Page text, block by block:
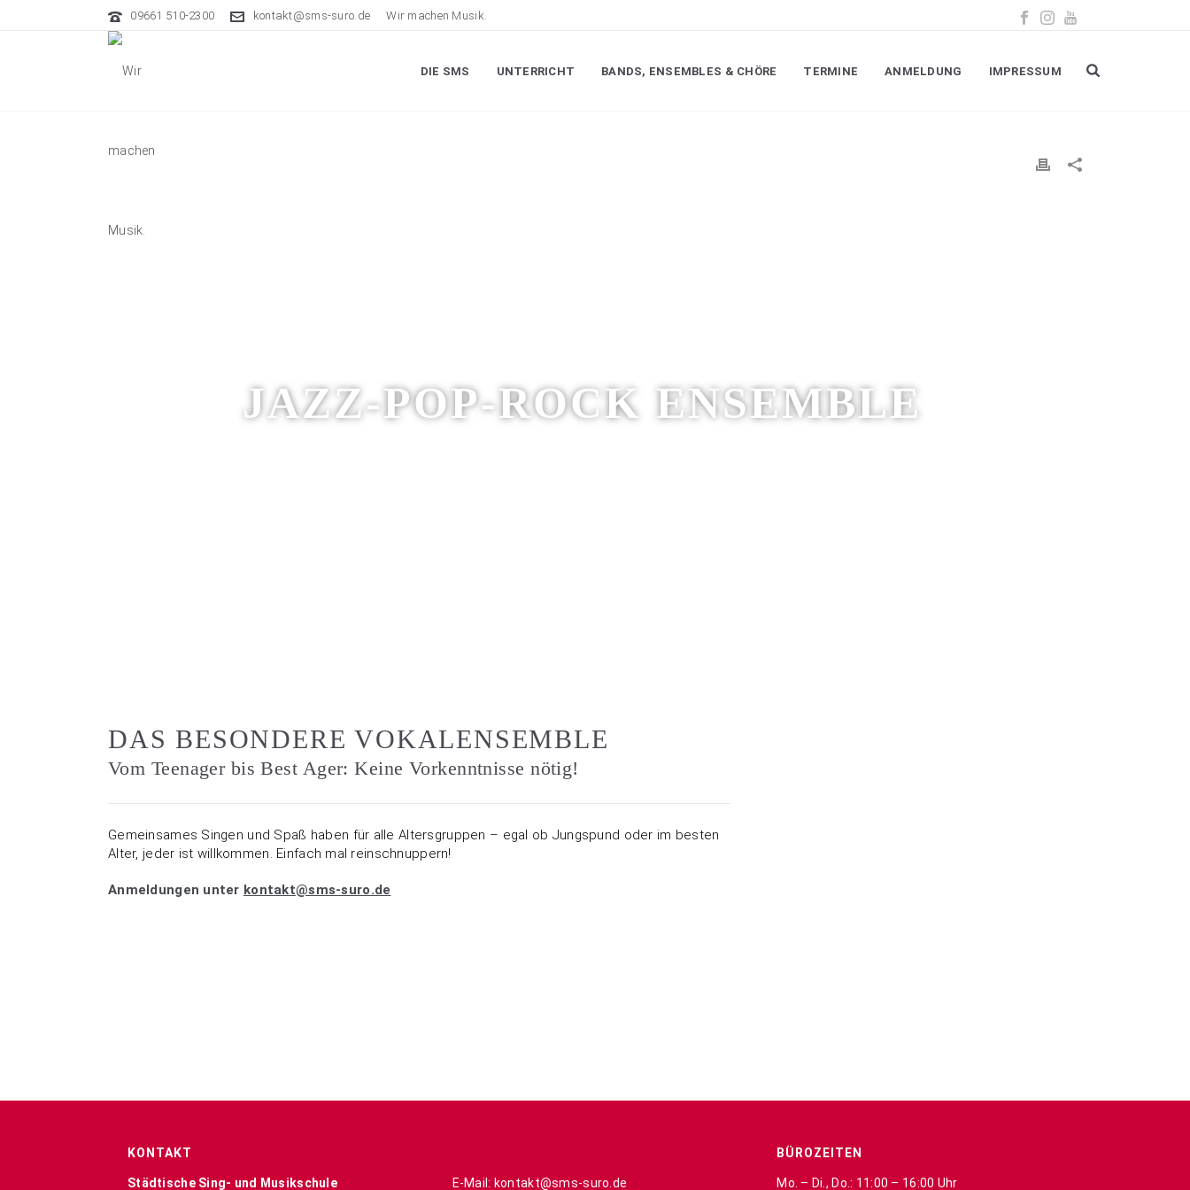
09661 510-2300 kontakt@sms-suro.de Wir machen Musik.
DIE SMS UNTERRICHT BANDS, ENSEMBLES & CHÖRE TERMINE ANMELDUNG IMPRESSUM
JAZZ-POP-ROCK ENSEMBLE
DAS BESONDERE VOKALENSEMBLE
Vom Teenager bis Best Ager: Keine Vorkenntnisse nötig!
Gemeinsames Singen und Spaß haben für alle Altersgruppen – egal ob Jungspund oder im besten
Alter, jeder ist willkommen. Einfach mal reinschnuppern!
Anmeldungen unter kontakt@sms-suro.de
KONTAKT
Städtische Sing- und Musikschule E-Mail: kontakt@sms-suro.de
BÜROZEITEN
Mo. – Di., Do.: 11:00 – 16:00 Uhr